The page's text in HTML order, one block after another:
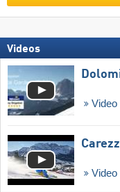
Videos
Video
Video